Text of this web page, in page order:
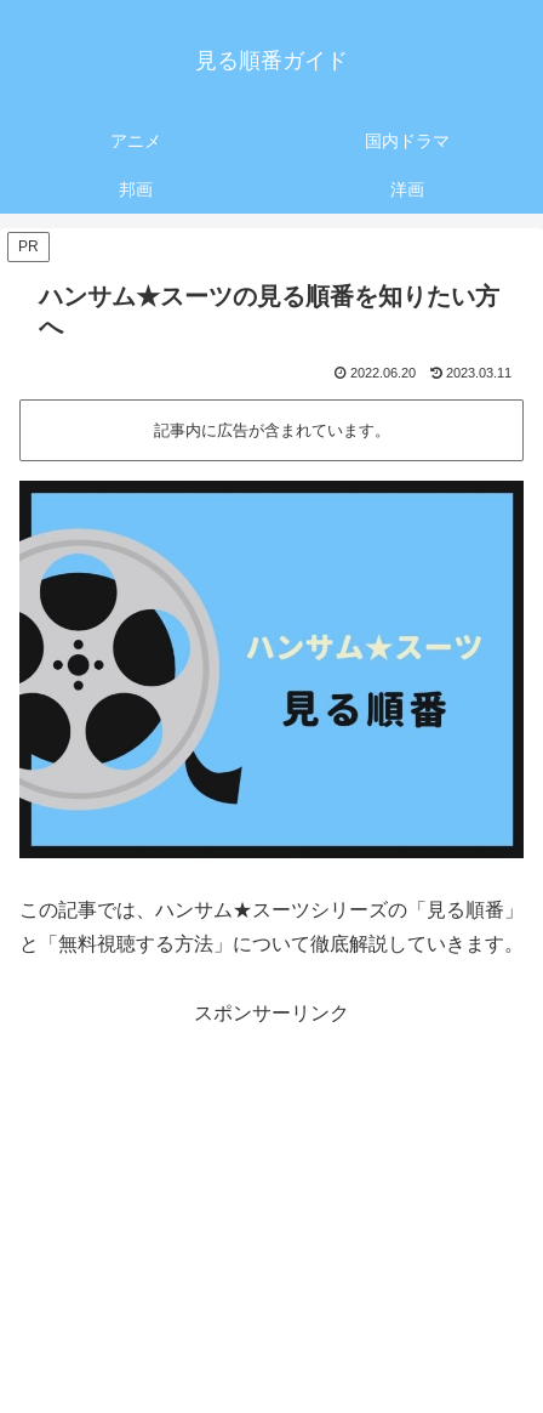
見る順番ガイド
アニメ 国内ドラマ
邦画 洋画
PR
ハンサム★スーツの見る順番を知りたい方
へ
2022.06.20 2023.03.11
記事内に広告が含まれています。
この記事では、ハンサム★スーツシリーズの「見る順番」
と「無料視聴する方法」について徹底解説していきます。
スポンサーリンク